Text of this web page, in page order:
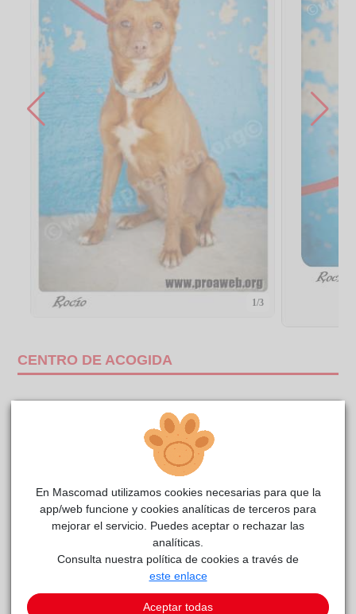
1/3
CENTRO DE ACOGIDA
ROCIO Proa.
En Mascomad utilizamos cookies necesarias para que la
app/web funcione y cookies analíticas de terceros para
mejorar el servicio. Puedes aceptar o rechazar las
analíticas.
Consulta nuestra política de cookies a través de
este enlace
Aceptar todas